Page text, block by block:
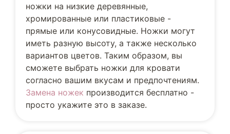
ножки на низкие деревянные,
хромированные или пластиковые -
прямые или конусовидные. Ножки могут
иметь разную высоту, а также несколько
вариантов цветов. Таким образом, вы
сможете выбрать ножки для кровати
согласно вашим вкусам и предпочтениям.
Замена ножек производится бесплатно -
просто укажите это в заказе.